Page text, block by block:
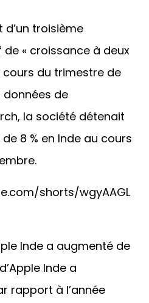
troisième
« croissance à deux
cours du trimestre de
données de
la société détenait
8 % en Inde au cours
shorts/wgyAAGL
Inde a augmenté de
Inde a
rapport à l’année